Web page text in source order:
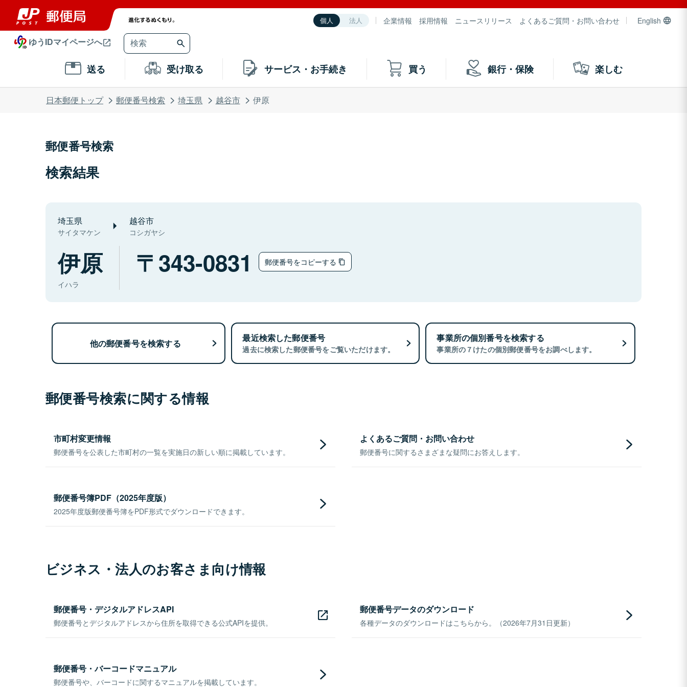
個人 法人 企業情報 採用情報 ニュースリリース よくあるご質問・お問い合わせ English
ゆうIDマイページへ
送る 受け取る サービス・お手続き 買う 銀行・保険 楽しむ
日本郵便トップ 郵便番号検索 埼玉県 越谷市 伊原
郵便番号検索
検索結果
埼玉県
サイタマケン
越谷市
コシガヤシ
伊原
イハラ
343-0831 郵便番号をコピーする
他の郵便番号を検索する 最近検索した郵便番号
過去に検索した郵便番号をご覧いただけます。
事業所の個別番号を検索する
事業所の７けたの個別郵便番号をお調べします。
郵便番号検索に関する情報
市町村変更情報
郵便番号を公表した市町村の一覧を実施日の新しい順に掲載しています。
よくあるご質問・お問い合わせ
郵便番号に関するさまざまな疑問にお答えします。
郵便番号簿PDF（2025年度版）
2025年度版郵便番号簿をPDF形式でダウンロードできます。
ビジネス・法人のお客さま向け情報
郵便番号・デジタルアドレスAPI
郵便番号とデジタルアドレスから住所を取得できる公式APIを提供。
郵便番号データのダウンロード
各種データのダウンロードはこちらから。（2026年7月31日更新）
郵便番号・バーコードマニュアル
郵便番号や、バーコードに関するマニュアルを掲載しています。